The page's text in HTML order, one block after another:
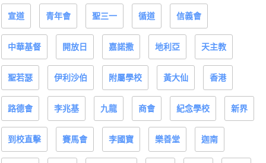
宣道 青年會 聖三一 循道 信義會
中華基督 開放日 嘉諾撒 地利亞 天主教
聖若瑟 伊利沙伯 附屬學校 黃大仙 香港
路德會 李兆基 九龍 商會 紀念學校 新界
到校直擊 賽馬會 李國寶 樂善堂 迦南